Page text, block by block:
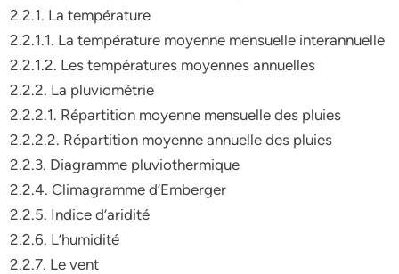
2.2.1. La température
2.2.1.1. La température moyenne mensuelle interannuelle
2.2.1.2. Les températures moyennes annuelles
2.2.2. La pluviométrie
2.2.2.1. Répartition moyenne mensuelle des pluies
2.2.2.2. Répartition moyenne annuelle des pluies
2.2.3. Diagramme pluviothermique
2.2.4. Climagramme d’Emberger
2.2.5. Indice d’aridité
2.2.6. L’humidité
2.2.7. Le vent